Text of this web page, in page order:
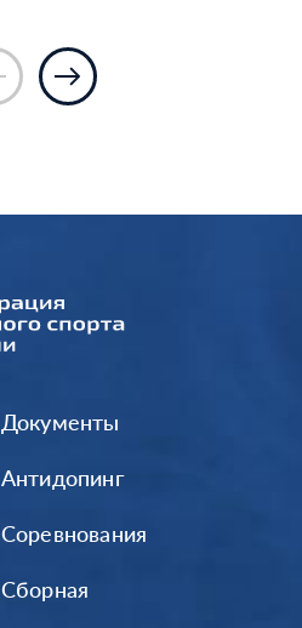
Документы
Антидопинг
Соревнования
Сборная